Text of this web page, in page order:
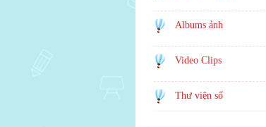
Albums ảnh
Video Clips
Thư viện số